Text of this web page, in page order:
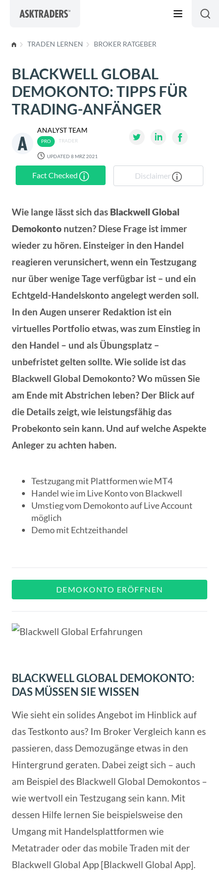
TRADEN LERNEN BROKER RATGEBER
BLACKWELL GLOBAL
DEMOKONTO: TIPPS FÜR
TRADING-ANFÄNGER
ANALYST TEAM
TRADER
UPDATED 8 MRZ 2021
Fact Checked Disclaimer
Wie lange lässt sich das Blackwell Global
Demokonto nutzen? Diese Frage ist immer
wieder zu hören. Einsteiger in den Handel
reagieren verunsichert, wenn ein Testzugang
nur über wenige Tage verfügbar ist – und ein
Echtgeld-Handelskonto angelegt werden soll.
In den Augen unserer Redaktion ist ein
virtuelles Portfolio etwas, was zum Einstieg in
den Handel – und als Übungsplatz –
unbefristet gelten sollte. Wie solide ist das
Blackwell Global Demokonto? Wo müssen Sie
am Ende mit Abstrichen leben? Der Blick auf
die Details zeigt, wie leistungsfähig das
Probekonto sein kann. Und auf welche Aspekte
Anleger zu achten haben.
Testzugang mit Plattformen wie MT4
Handel wie im Live Konto von Blackwell
Umstieg vom Demokonto auf Live Account
möglich
Demo mit Echtzeithandel
DEMOKONTO ERÖFFNEN
BLACKWELL GLOBAL DEMOKONTO:
DAS MÜSSEN SIE WISSEN
Wie sieht ein solides Angebot im Hinblick auf
das Testkonto aus? Im Broker Vergleich kann es
passieren, dass Demozugänge etwas in den
Hintergrund geraten. Dabei zeigt sich – auch
am Beispiel des Blackwell Global Demokontos –
wie wertvoll ein Testzugang sein kann. Mit
dessen Hilfe lernen Sie beispielsweise den
Umgang mit Handelsplattformen wie
Metatrader oder das mobile Traden mit der
Blackwell Global App [Blackwell Global App].